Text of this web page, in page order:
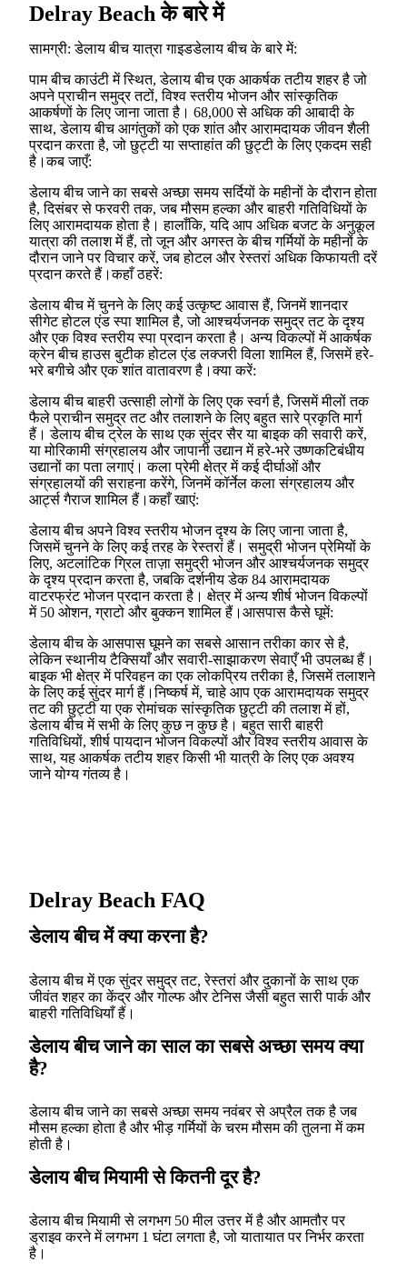
Delray Beach के बारे में
सामग्री: डेलाय बीच यात्रा गाइडडेलाय बीच के बारे में:
पाम बीच काउंटी में स्थित, डेलाय बीच एक आकर्षक तटीय शहर है जो
अपने प्राचीन समुद्र तटों, विश्व स्तरीय भोजन और सांस्कृतिक
आकर्षणों के लिए जाना जाता है। 68,000 से अधिक की आबादी के
साथ, डेलाय बीच आगंतुकों को एक शांत और आरामदायक जीवन शैली
प्रदान करता है, जो छुट्टी या सप्ताहांत की छुट्टी के लिए एकदम सही
है।कब जाएँ:
डेलाय बीच जाने का सबसे अच्छा समय सर्दियों के महीनों के दौरान होता
है, दिसंबर से फरवरी तक, जब मौसम हल्का और बाहरी गतिविधियों के
लिए आरामदायक होता है। हालाँकि, यदि आप अधिक बजट के अनुकूल
यात्रा की तलाश में हैं, तो जून और अगस्त के बीच गर्मियों के महीनों के
दौरान जाने पर विचार करें, जब होटल और रेस्तरां अधिक किफायती दरें
प्रदान करते हैं।कहाँ ठहरें:
डेलाय बीच में चुनने के लिए कई उत्कृष्ट आवास हैं, जिनमें शानदार
सीगेट होटल एंड स्पा शामिल है, जो आश्चर्यजनक समुद्र तट के दृश्य
और एक विश्व स्तरीय स्पा प्रदान करता है। अन्य विकल्पों में आकर्षक
क्रेन बीच हाउस बुटीक होटल एंड लक्जरी विला शामिल हैं, जिसमें हरे-
भरे बगीचे और एक शांत वातावरण है।क्या करें:
डेलाय बीच बाहरी उत्साही लोगों के लिए एक स्वर्ग है, जिसमें मीलों तक
फैले प्राचीन समुद्र तट और तलाशने के लिए बहुत सारे प्रकृति मार्ग
हैं। डेलाय बीच ट्रेल के साथ एक सुंदर सैर या बाइक की सवारी करें,
या मोरिकामी संग्रहालय और जापानी उद्यान में हरे-भरे उष्णकटिबंधीय
उद्यानों का पता लगाएं। कला प्रेमी क्षेत्र में कई दीर्घाओं और
संग्रहालयों की सराहना करेंगे, जिनमें कॉर्नेल कला संग्रहालय और
आर्ट्स गैराज शामिल हैं।कहाँ खाएं:
डेलाय बीच अपने विश्व स्तरीय भोजन दृश्य के लिए जाना जाता है,
जिसमें चुनने के लिए कई तरह के रेस्तरां हैं। समुद्री भोजन प्रेमियों के
लिए, अटलांटिक ग्रिल ताज़ा समुद्री भोजन और आश्चर्यजनक समुद्र
के दृश्य प्रदान करता है, जबकि दर्शनीय डेक 84 आरामदायक
वाटरफ्रंट भोजन प्रदान करता है। क्षेत्र में अन्य शीर्ष भोजन विकल्पों
में 50 ओशन, ग्राटो और बुक्कन शामिल हैं।आसपास कैसे घूमें:
डेलाय बीच के आसपास घूमने का सबसे आसान तरीका कार से है,
लेकिन स्थानीय टैक्सियाँ और सवारी-साझाकरण सेवाएँ भी उपलब्ध हैं।
बाइक भी क्षेत्र में परिवहन का एक लोकप्रिय तरीका है, जिसमें तलाशने
के लिए कई सुंदर मार्ग हैं।निष्कर्ष में, चाहे आप एक आरामदायक समुद्र
तट की छुट्टी या एक रोमांचक सांस्कृतिक छुट्टी की तलाश में हों,
डेलाय बीच में सभी के लिए कुछ न कुछ है। बहुत सारी बाहरी
गतिविधियों, शीर्ष पायदान भोजन विकल्पों और विश्व स्तरीय आवास के
साथ, यह आकर्षक तटीय शहर किसी भी यात्री के लिए एक अवश्य
जाने योग्य गंतव्य है।
Delray Beach FAQ
डेलाय बीच में क्या करना है?
डेलाय बीच में एक सुंदर समुद्र तट, रेस्तरां और दुकानों के साथ एक
जीवंत शहर का केंद्र और गोल्फ और टेनिस जैसी बहुत सारी पार्क और
बाहरी गतिविधियाँ हैं।
डेलाय बीच जाने का साल का सबसे अच्छा समय क्या
है?
डेलाय बीच जाने का सबसे अच्छा समय नवंबर से अप्रैल तक है जब
मौसम हल्का होता है और भीड़ गर्मियों के चरम मौसम की तुलना में कम
होती है।
डेलाय बीच मियामी से कितनी दूर है?
डेलाय बीच मियामी से लगभग 50 मील उत्तर में है और आमतौर पर
ड्राइव करने में लगभग 1 घंटा लगता है, जो यातायात पर निर्भर करता
है।